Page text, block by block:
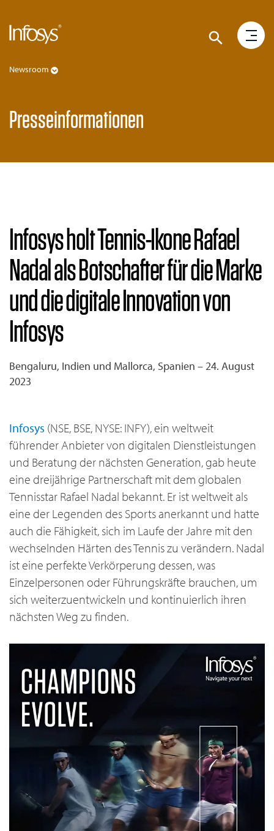
Newsroom
Presseinformationen
Infosys holt Tennis-Ikone Rafael
Nadal als Botschafter für die Marke
und die digitale Innovation von
Infosys
Bengaluru, Indien und Mallorca, Spanien – 24. August
2023
Infosys (NSE, BSE, NYSE: INFY), ein weltweit
führender Anbieter von digitalen Dienstleistungen
und Beratung der nächsten Generation, gab heute
eine dreijährige Partnerschaft mit dem globalen
Tennisstar Rafael Nadal bekannt. Er ist weltweit als
eine der Legenden des Sports anerkannt und hatte
auch die Fähigkeit, sich im Laufe der Jahre mit den
wechselnden Härten des Tennis zu verändern. Nadal
ist eine perfekte Verkörperung dessen, was
Einzelpersonen oder Führungskräfte brauchen, um
sich weiterzuentwickeln und kontinuierlich ihren
nächsten Weg zu finden.